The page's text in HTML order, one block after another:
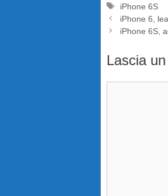
Tag
iPhone 6S
iPhone 6,
iPhone 6S,
Lascia